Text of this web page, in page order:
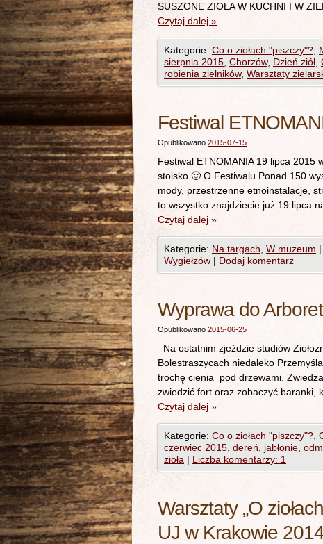
SUSZONE ZIOŁA W KUCHNI I W
Czytaj dalej »
Kategorie: Co o ziołach "piszczy"?
sierpnia 2015 Chorzów, Dzień ziół
robienia zielników, Warsztaty
Festiwal
Opublikowano 2015-07-15
Festiwal ETNOMANIA 19 lipca 2015
stoisko 🙂 O Festiwalu Ponad 150
mody, przestrzenne etnoinstalacje,
to wszystko znajdziecie już 19 lipca
Czytaj dalej »
Kategorie: Na targach W muzeum |
Wygiełzów | Dodaj komentarz
Wyprawa do
Opublikowano 2015-06-25
Na ostatnim zjeździe studiów
Bolestraszycach niedaleko
trochę cienia pod drzewami.
zwiedzić fort oraz zobaczyć baranki,
Czytaj dalej »
Kategorie: Co o ziołach "piszczy"?
czerwiec 2015 dereń jabłonie
zioła | Liczba komentarzy: 1
Warsztaty „O
UJ w Krakowie